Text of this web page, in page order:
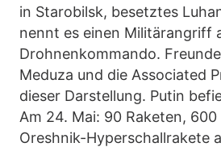
in Starobilsk, besetztes
nennt es einen Militärangriff
Drohnenkommando.
Meduza und die Associated
dieser Darstellung. Putin
Am 24. Mai: 90 Raketen,
Oreshnik-Hyperschallrakete